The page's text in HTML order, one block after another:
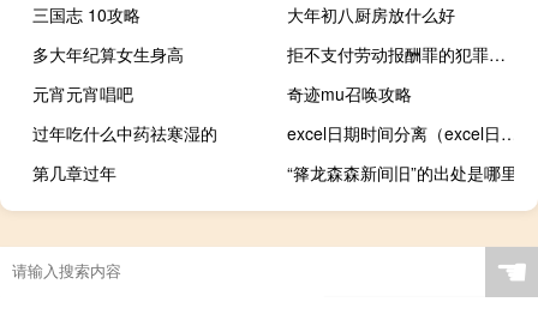
三国志 10攻略
大年初八厨房放什么好
多大年纪算女生身高
拒不支付劳动报酬罪的犯罪构成要件
元宵元宵唱吧
奇迹mu召唤攻略
过年吃什么中药祛寒湿的
excel日期时间分离（excel日期把时间去掉）
第几章过年
“箨龙森森新间旧”的出处是哪里
☚